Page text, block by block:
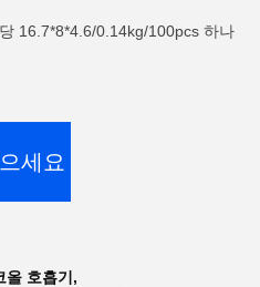
16.7*8*4.6/0.14kg/100pcs 하나
세요
호흡기 ,